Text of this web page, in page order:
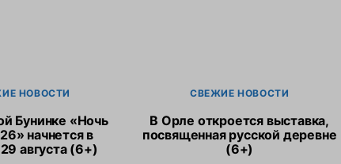
НОВОСТИ
Бунинке «Ночь
начнется в
августа (6+)
СВЕЖИЕ НОВОСТИ
В Орле откроется выставка,
посвященная русской деревне
(6+)